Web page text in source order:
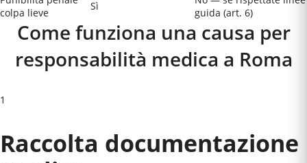
colpa lieve
Sì
guida (art. 6)
Come funziona una causa per
responsabilità medica a Roma
1
Raccolta documentazione